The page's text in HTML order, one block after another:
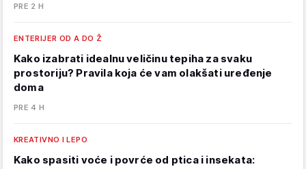
PRE 2 H
ENTERIJER OD A DO Ž
Kako izabrati idealnu veličinu tepiha za svaku
prostoriju? Pravila koja će vam olakšati uređenje
doma
PRE 4 H
KREATIVNO I LEPO
Kako spasiti voće i povrće od ptica i insekata: